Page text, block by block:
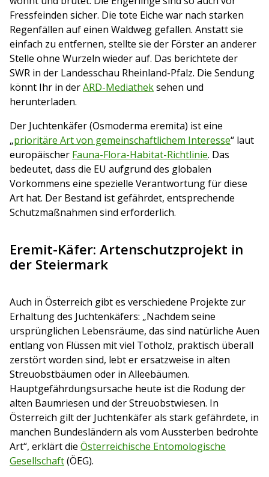
Fressfeinden sicher. Die tote Eiche war nach starken
Regenfällen auf einen Waldweg gefallen. Anstatt sie
einfach zu entfernen, stellte sie der Förster an anderer
Stelle ohne Wurzeln wieder auf. Das berichtete der
SWR in der Landesschau Rheinland-Pfalz. Die Sendung
könnt Ihr in derARD-Mediatheksehen und
herunterladen.
Der Juchtenkäfer (Osmoderma eremita) ist eine
„prioritäre Art von gemeinschaftlichem Interesse“ laut
europäischer Fauna-Flora-Habitat-Richtlinie. Das
bedeutet, dass die EU aufgrund des globalen
Vorkommens eine spezielle Verantwortung für diese
Art hat. Der Bestand ist gefährdet, entsprechende
Schutzmaßnahmen sind erforderlich.
Eremit-Käfer: Artenschutzprojekt in
der Steiermark
Auch in Österreich gibt es verschiedene Projekte zur
Erhaltung des Juchtenkäfers: „Nachdem seine
ursprünglichen Lebensräume, das sind natürliche Auen
entlang von Flüssen mit viel Totholz, praktisch überall
zerstört worden sind, lebt er ersatzweise in alten
Streuobstbäumen oder in Alleebäumen.
Hauptgefährdungsursache heute ist die Rodung der
alten Baumriesen und der Streuobstwiesen. In
Österreich gilt der Juchtenkäfer als stark gefährdete, in
manchen Bundesländern als vom Aussterben bedrohte
Art“, erklärt die Österreichische Entomologische
Gesellschaft(ÖEG).